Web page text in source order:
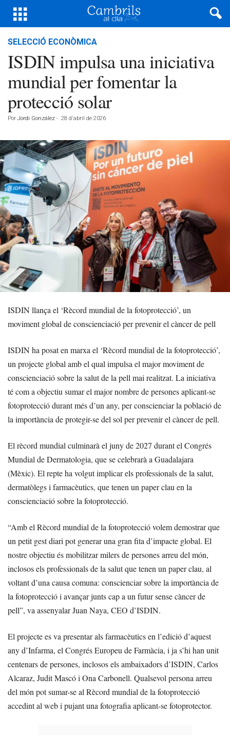
SELECCIÓ ECONÒMICA
ISDIN impulsa una iniciativa
mundial per fomentar la
protecció solar
Por Jordi González - 28 d'abril de 2026
ISDIN llança el ‘Rècord mundial de la fotoprotecció’, un
moviment global de conscienciació per prevenir el càncer de pell
ISDIN ha posat en marxa el ‘Rècord mundial de la fotoprotecció’,
un projecte global amb el qual impulsa el major moviment de
conscienciació sobre la salut de la pell mai realitzat. La iniciativa
té com a objectiu sumar el major nombre de persones aplicant-se
fotoprotecció durant més d’un any, per conscienciar la població de
la importància de protegir-se del sol per prevenir el càncer de pell.
El rècord mundial culminarà el juny de 2027 durant el Congrés
Mundial de Dermatologia, que se celebrarà a Guadalajara
(Mèxic). El repte ha volgut implicar els professionals de la salut,
dermatòlegs i farmacèutics, que tenen un paper clau en la
conscienciació sobre la fotoprotecció.
“Amb el Rècord mundial de la fotoprotecció volem demostrar que
un petit gest diari pot generar una gran fita d’impacte global. El
nostre objectiu és mobilitzar milers de persones arreu del món,
inclosos els professionals de la salut que tenen un paper clau, al
voltant d’una causa comuna: conscienciar sobre la importància de
la fotoprotecció i avançar junts cap a un futur sense càncer de
pell”, va assenyalar Juan Naya, CEO d’ISDIN.
El projecte es va presentar als farmacèutics en l’edició d’aquest
any d’Infarma, el Congrés Europeu de Farmàcia, i ja s’hi han unit
centenars de persones, inclosos els ambaixadors d’ISDIN, Carlos
Alcaraz, Judit Mascó i Ona Carbonell. Qualsevol persona arreu
del món pot sumar-se al Rècord mundial de la fotoprotecció
accedint al web i pujant una fotografia aplicant-se fotoprotector.